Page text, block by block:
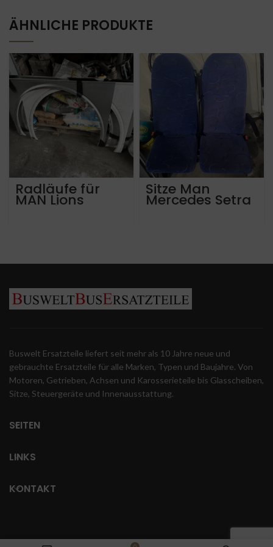
ÄHNLICHE PRODUKTE
Radläufe für
MAN Lions
Intercity
Sitze Man
Mercedes Setra
Neoplan.
Buswelt Ersatzteile liefert seit mehr als 10 Jahre neue und
gebrauchte Ersatzteile für alle Marken, Typen und Baujahre. Von
Motoren, Getrieben, Achsen und Karosserieteile bis Glasscheiben,
Sitze, Steuergeräte und Innenausstattung.
SEITEN
LINKS
KONTAKT